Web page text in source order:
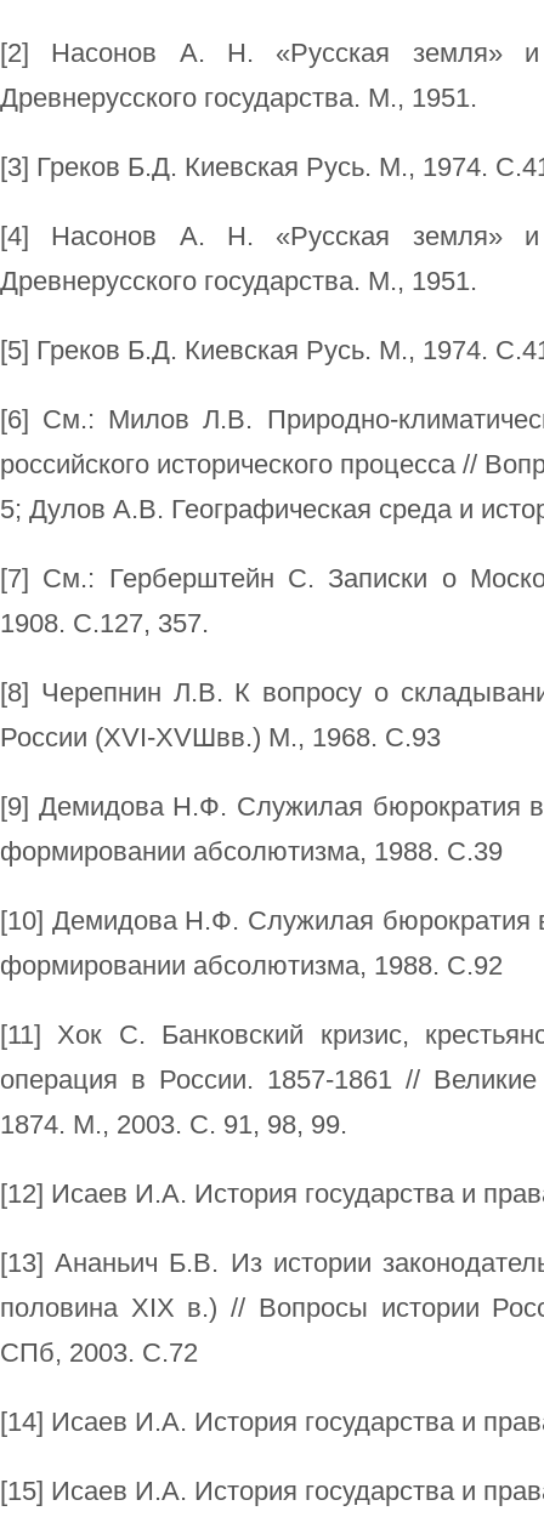
[2] Насонов А. Н. «Русская земля» и
Древнерус­ского государства. М., 1951.
[3] Греков Б.Д. Киевская Русь. М., 1974.
[4] Насонов А. Н. «Русская земля» и
Древнерус­ского государства. М., 1951.
[5] Греков Б.Д. Киевская Русь. М., 1974.
[6] См.: Милов Л.В. Природно-
российского исторического процесса //
5; Дулов А.В. Географическая среда и
[7] См.: Герберштейн С. Записки о
1908. С.127, 357.
[8] Черепнин Л.В. К вопросу о
России (ХVI-ХVШвв.) М., 1968. С.93
[9] Демидова Н.Ф. Служилая бюрократия
формировании абсолютизма, 1988. С.39
[10] Демидова Н.Ф. Служилая бюрократия
формировании абсолютизма, 1988. С.92
[11] Хок С. Банковский кризис,
операция в России. 1857-1861 //
1874. М., 2003. С. 91, 98, 99.
[12] Исаев И.А. История государства и
[13] Ананьич Б.В. Из истории
половина XIX в.) // Вопросы истории
СПб, 2003. С.72
[14] Исаев И.А. История государства и
[15] Исаев И.А. История государства и